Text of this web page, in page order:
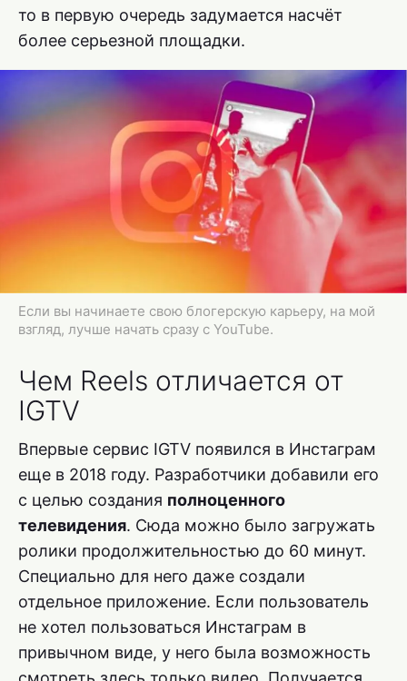
то в первую очередь задумается насчёт
более серьезной площадки.
Если вы начинаете свою блогерскую карьеру, на мой
взгляд, лучше начать сразу с YouTube.
Чем Reels отличается от
IGTV
Впервые сервис IGTV появился в Инстаграм
еще в 2018 году. Разработчики добавили его
с целью создания полноценного
телевидения. Сюда можно было загружать
ролики продолжительностью до 60 минут.
Специально для него даже создали
отдельное приложение. Если пользователь
не хотел пользоваться Инстаграм в
привычном виде, у него была возможность